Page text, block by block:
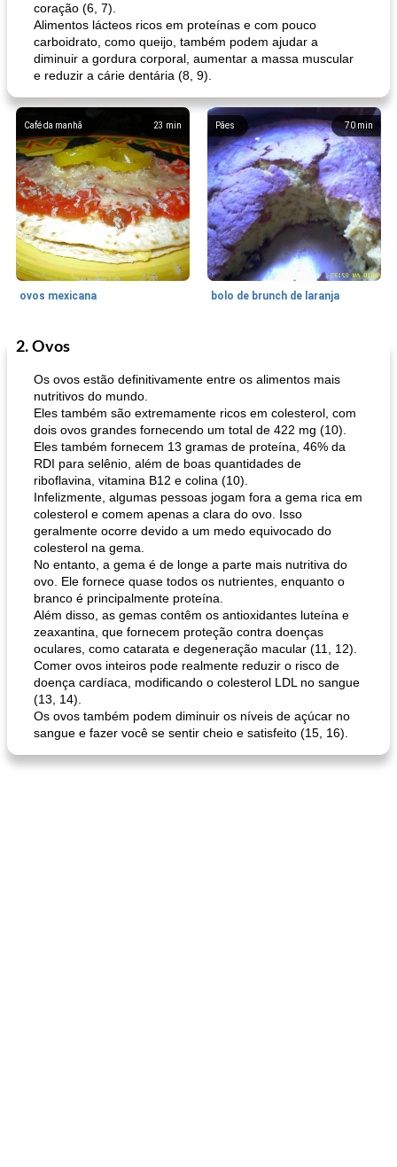
coração (6, 7).
Alimentos lácteos ricos em proteínas e com pouco
carboidrato, como queijo, também podem ajudar a
diminuir a gordura corporal, aumentar a massa muscular
e reduzir a cárie dentária (8, 9).
23 min
Café da manhã
ovos mexicana
70 min
Pães
bolo de brunch de laranja
Pães De Fermento
pão plano (out)
2. Ovos
Os ovos estão definitivamente entre os alimentos mais
nutritivos do mundo.
Eles também são extremamente ricos em colesterol, com
dois ovos grandes fornecendo um total de 422 mg (10).
Eles também fornecem 13 gramas de proteína, 46% da
RDI para selênio, além de boas quantidades de
riboflavina, vitamina B12 e colina (10).
Infelizmente, algumas pessoas jogam fora a gema rica em
colesterol e comem apenas a clara do ovo. Isso
geralmente ocorre devido a um medo equivocado do
colesterol na gema.
No entanto, a gema é de longe a parte mais nutritiva do
ovo. Ele fornece quase todos os nutrientes, enquanto o
branco é principalmente proteína.
Além disso, as gemas contêm os antioxidantes luteína e
zeaxantina, que fornecem proteção contra doenças
oculares, como catarata e degeneração macular (11, 12).
Comer ovos inteiros pode realmente reduzir o risco de
doença cardíaca, modificando o colesterol LDL no sangue
(13, 14).
Os ovos também podem diminuir os níveis de açúcar no
sangue e fazer você se sentir cheio e satisfeito (15, 16).